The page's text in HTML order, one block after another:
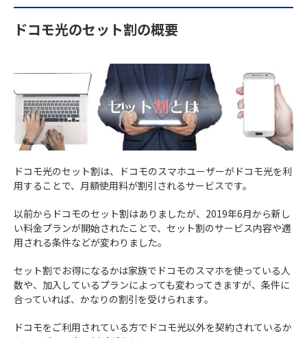
ドコモ光のセット割の概要
ドコモ光のセット割は、ドコモのスマホユーザーがドコモ光を利
用することで、月額使用料が割引されるサービスです。
以前からドコモのセット割はありましたが、2019年6月から新し
い料金プランが開始されたことで、セット割のサービス内容や適
用される条件などが変わりました。
セット割でお得になるかは家族でドコモのスマホを使っている人
数や、加入しているプランによっても変わってきますが、条件に
合っていれば、かなりの割引を受けられます。
ドコモをご利用されている方でドコモ光以外を契約されているか